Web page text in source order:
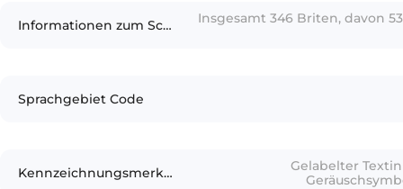
Informationen zum Schreiber Insgesamt 346 Briten, davon
Sprachgebiet Code
Kennzeichnungsmerkmale
Gelabelter